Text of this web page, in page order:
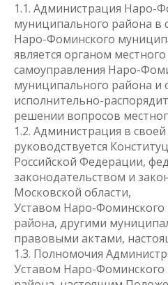
1.1. Администрация Наро-
муниципального района в
Наро-Фоминского
является органом местного
самоуправления Наро-
муниципального района и
исполнительно-
решении вопросов
1.2. Администрация в
руководствуется
Российской Федерации,
законодательством и
Московской области,
Уставом Наро-
района, другими
правовыми актами,
1.3. Полномочия
Уставом Наро-